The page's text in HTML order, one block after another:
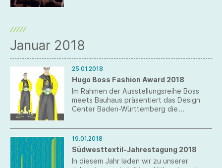
Januar 2018
25.01.2018
Hugo Boss Fashion Award 2018
Im Rahmen der Ausstellungsreihe Boss
meets Bauhaus präsentiert das Design
Center Baden-Württemberg die
Abschlussjahrganges der Staatlichen
Modeschule Stuttgart im Haus der
Wirtschaft
19.01.2018
Südwesttextil-Jahrestagung 2018
In diesem Jahr laden wir zu unserer